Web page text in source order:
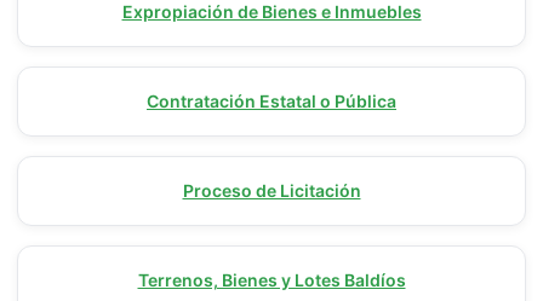
Expropiación de Bienes e Inmuebles
Contratación Estatal o Pública
Proceso de Licitación
Terrenos, Bienes y Lotes Baldíos